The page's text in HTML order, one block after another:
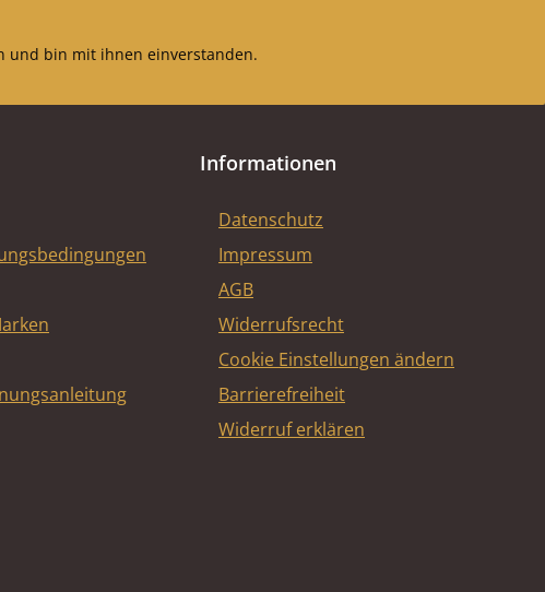
und bin mit ihnen einverstanden.
Informationen
Datenschutz
Impressum
AGB
Widerrufsrecht
Cookie Einstellungen ändern
Barrierefreiheit
Widerruf erklären